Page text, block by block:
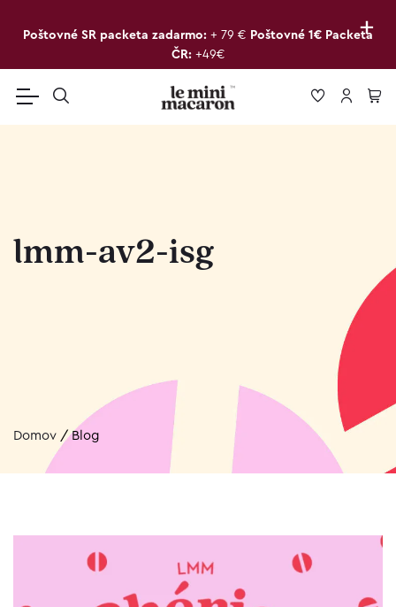
+
Poštovné SR packeta zadarmo: + 79 € Poštovné 1€ Packeta
ČR: +49€
lmm-av2-isg
Domov /Blog